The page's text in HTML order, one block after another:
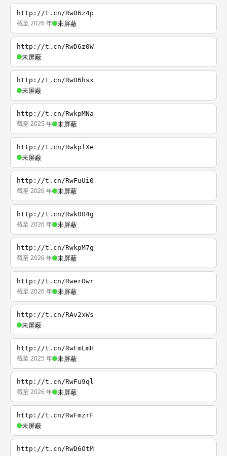
http://t.cn/RwD6z4p
截至 2026 年 未屏蔽
http://t.cn/RwD6z0W
未屏蔽
http://t.cn/RwD6hsx
未屏蔽
http://t.cn/RwkpMNa
截至 2025 年 未屏蔽
http://t.cn/RwkpfXe
未屏蔽
http://t.cn/RwFuUi0
截至 2026 年 未屏蔽
http://t.cn/RwkOO4g
截至 2026 年 未屏蔽
http://t.cn/RwkpM7g
截至 2026 年 未屏蔽
http://t.cn/RwerOwr
截至 2026 年 未屏蔽
http://t.cn/RAv2xWs
未屏蔽
http://t.cn/RwFmLmH
截至 2025 年 未屏蔽
http://t.cn/RwFu9ql
截至 2026 年 未屏蔽
http://t.cn/RwFmzrF
未屏蔽
http://t.cn/RwD6OtM